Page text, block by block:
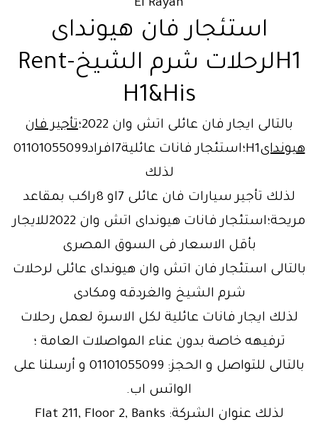
El Rayan
استئجار فان هيونداى
H1لرحلات شرم الشيخ-Rent
H1&His
بالتالى ايجار فان عائلى اتش وان 2022؛
تأجير فان
هيونداى
H1؛استئجار فانات عائلية7افراد01101055099
لذلك
لذلك تأجير سيارات فان عائلى 7او 8راكب بمقاعد
مريحة؛استئجار فانات هيونداى اتش وان 2022للايجار
بأقل الاسعار فى السوق المصرى
بالتالى استئجار فان اتش وان هيونداى عائلى لرحلات
شرم الشيخ والغردقه ومكادى
لذلك ايجار فانات عائلية لكل الاسرة لعمل رحلات
ترفيهه خاصة بدون عناء المواصلات العامة ؛
بالتالى للتواصل و الحجز: 01101055099 و أرسلنا على
الواتس اب.
لذلك عنوان الشركة: Flat 211, Floor 2, Banks